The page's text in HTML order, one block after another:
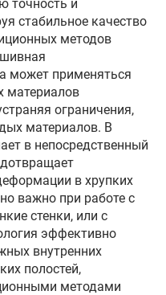
точность и
стабильное качество
методов
может применяться
материалов
ограничения,
материалов. В
в непосредственный
в хрупких
важно при работе с
стенки, или с
эффективно
внутренних
полостей,
методами